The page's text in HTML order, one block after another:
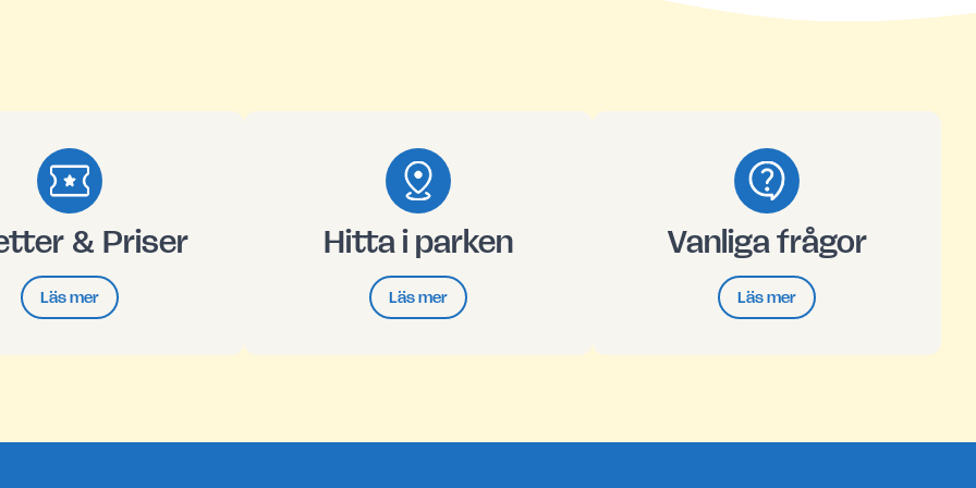
& Priser
Läs mer
Hitta i parken
Läs mer
Vanliga frågor
Läs mer